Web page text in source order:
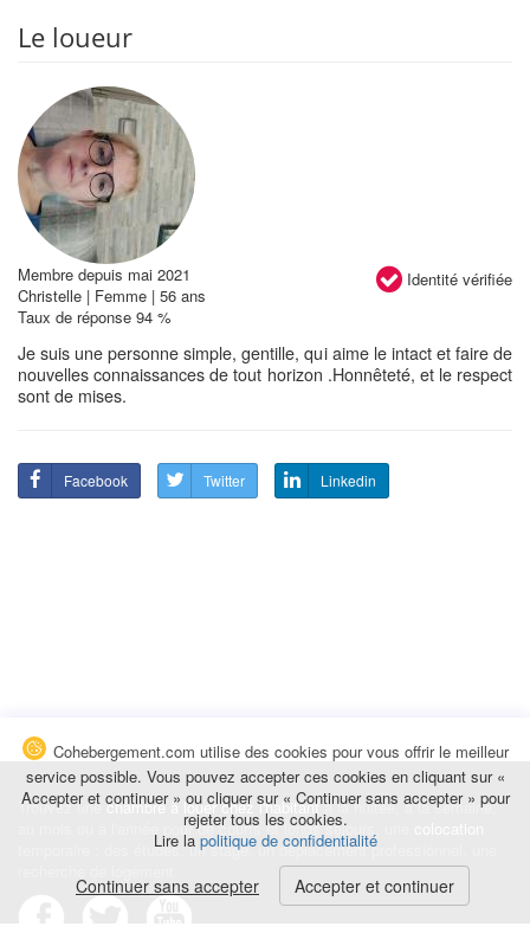
Le loueur
Identité vérifiée
Membre depuis mai 2021
Christelle | Femme | 56 ans
Taux de réponse 94 %
Je suis une personne simple, gentille, qui aime le intact et faire de
nouvelles connaissances de tout horizon .Honnêteté, et le respect
sont de mises.
Facebook Twitter Linkedin
Trouvez unechambre à louer chez l'habitantà la nuitée, à la semaine,
au mois ou à l'année pour de courts et longs séjours, une
temporaire : des études, un stage, un déplacement professionnel, une
Cohebergement.com utilise des cookies pour vous offrir le meilleur
service possible. Vous pouvez accepter ces cookies en cliquant sur «
Accepter et continuer » ou cliquer sur « Continuer sans accepter » pour
rejeter tous les cookies.
Lire la politique de confidentialité
Continuer sans accepter Accepter et continuer